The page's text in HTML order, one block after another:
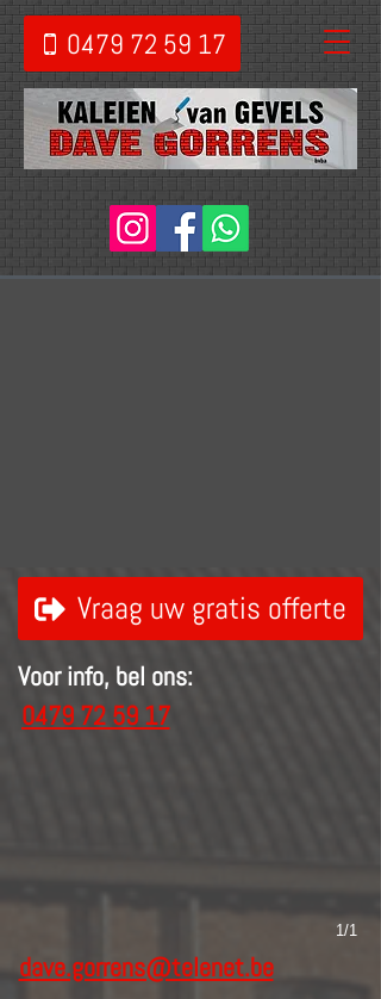
0479 72 59 17
Vraag uw gratis offerte
Voor info, bel ons:
0479 72 59 17
1/1
dave.gorrens@telenet.be